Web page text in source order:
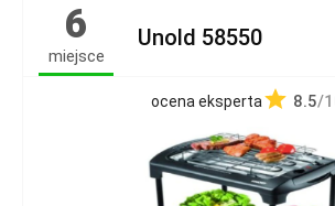
6
miejsce
Unold 58550
ocena eksperta 8.5/